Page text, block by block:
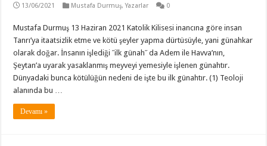
13/06/2021 Mustafa Durmuş,Yazarlar 0
Mustafa Durmuş 13 Haziran 2021 Katolik Kilisesi inancına göre insan
Tanrı’ya itaatsizlik etme ve kötü şeyler yapma dürtüsüyle, yani günahkar
olarak doğar. İnsanın işlediği ˝ilk günah˝ da Adem ile Havva’nın,
Şeytan’a uyarak yasaklanmış meyveyi yemesiyle işlenen günahtır.
Dünyadaki bunca kötülüğün nedeni de işte bu ilk günahtır. (1) Teoloji
alanında bu …
Devamı »